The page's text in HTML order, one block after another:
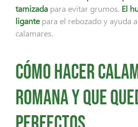
tamizada para evitar grumos. El
ligantepara el rebozado y ayuda
calamares.
Cómo hacer
romana y que